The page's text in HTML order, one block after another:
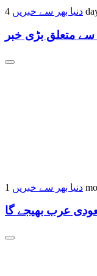
دنیا بھر سے خبریں 4
دنیا بھر سے خبریں 1